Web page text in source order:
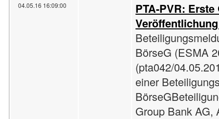
04.05.16 16:09:00
PTA-PVR:
BörseG (ESMA
(pta042/
einer
Group Bank AG,